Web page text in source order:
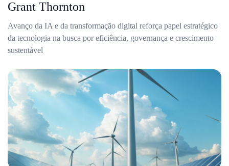
Grant Thornton
Avanço da IA e da transformação digital reforça papel estratégico
da tecnologia na busca por eficiência, governança e crescimento
sustentável